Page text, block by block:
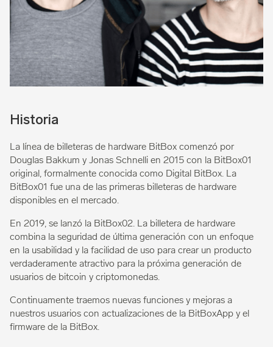
Historia
La línea de billeteras de hardware BitBox comenzó por
Douglas Bakkum y Jonas Schnelli en 2015 con la BitBox01
original, formalmente conocida como Digital BitBox. La
BitBox01 fue una de las primeras billeteras de hardware
disponibles en el mercado.
En 2019, se lanzó la BitBox02. La billetera de hardware
combina la seguridad de última generación con un enfoque
en la usabilidad y la facilidad de uso para crear un producto
verdaderamente atractivo para la próxima generación de
usuarios de bitcoin y criptomonedas.
Continuamente traemos nuevas funciones y mejoras a
nuestros usuarios con actualizaciones de la BitBoxApp y el
firmware de la BitBox.